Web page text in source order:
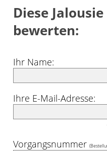
Diese
bewerten:
Ihr Name:
Ihre E-Mail-Adresse:
Vorgangsnummer